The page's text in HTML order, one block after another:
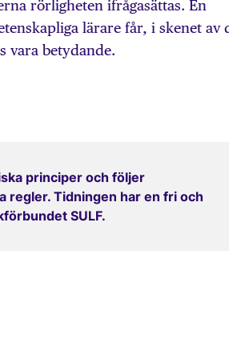
rörligheten ifrågasättas. En
lärare får, i skenet av
vara betydande.
principer och följer
regler. Tidningen har en fri och
SULF.